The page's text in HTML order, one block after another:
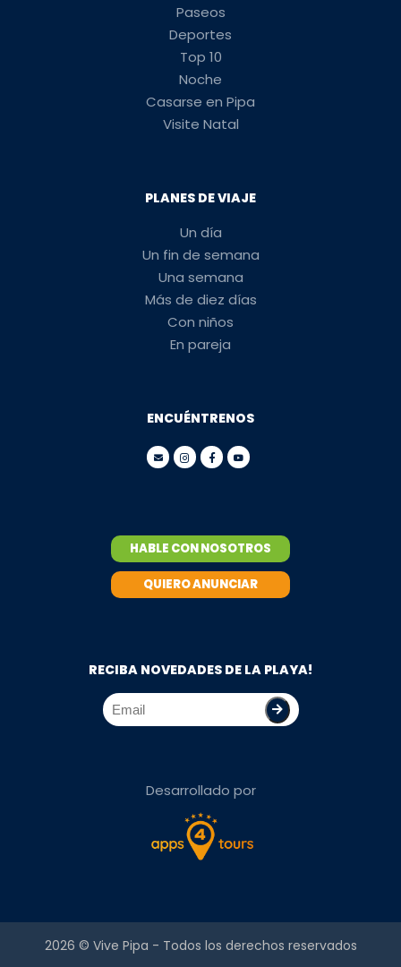
Paseos
Deportes
Top 10
Noche
Casarse en Pipa
Visite Natal
PLANES DE VIAJE
Un día
Un fin de semana
Una semana
Más de diez días
Con niños
En pareja
ENCUÉNTRENOS
HABLE CON NOSOTROS
QUIERO ANUNCIAR
RECIBA NOVEDADES DE LA PLAYA!
Desarrollado por
2026 © Vive Pipa - Todos los derechos reservados